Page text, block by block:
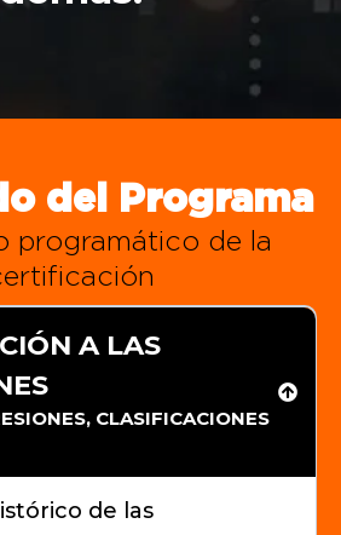
del Programa
programático de la
A LAS
CLASIFICACIONES
de las